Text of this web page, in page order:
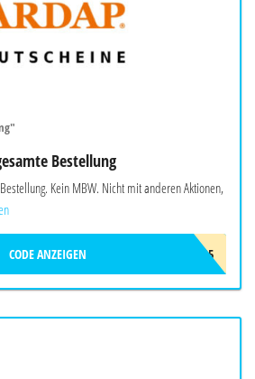
Bestellung
Kein MBW. Nicht mit anderen Aktionen,
ARDAP5
CODE ANZEIGEN